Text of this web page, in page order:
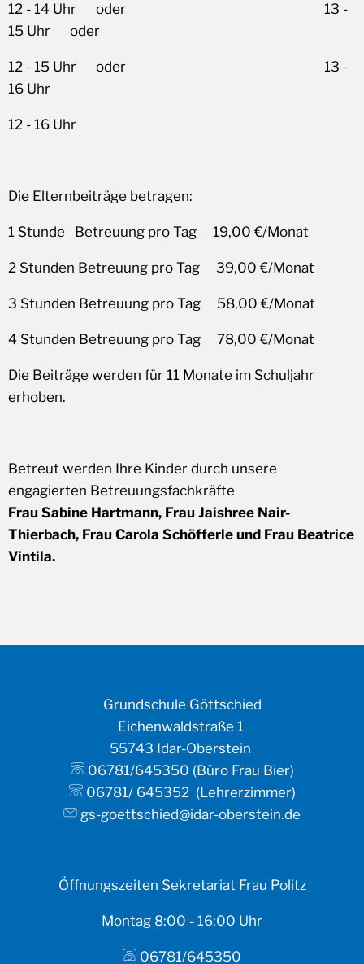
12 - 14 Uhr oder 13 -
15 Uhr oder
12 - 15 Uhr oder 13 -
16 Uhr
12 - 16 Uhr
Die Elternbeiträge betragen:
1 Stunde Betreuung pro Tag 19,00 €/Monat
2 Stunden Betreuung pro Tag 39,00 €/Monat
3 Stunden Betreuung pro Tag 58,00 €/Monat
4 Stunden Betreuung pro Tag 78,00 €/Monat
Die Beiträge werden für 11 Monate im Schuljahr
erhoben.
Betreut werden Ihre Kinder durch unsere
engagierten Betreuungsfachkräfte
Frau Sabine Hartmann, Frau Jaishree Nair-
Thierbach, Frau Carola Schöfferle und Frau Beatrice
Vintila.
Grundschule Göttschied
Eichenwaldstraße 1
55743 Idar-Oberstein
06781/645350 (Büro Frau Bier)
06781/ 645352 (Lehrerzimmer)
gs-goettschied@idar-oberstein.de
Öffnungszeiten Sekretariat Frau Politz
Montag 8:00 - 16:00 Uhr
06781/645350